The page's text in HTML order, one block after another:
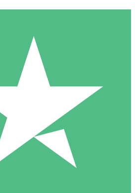
Créditos Individuais
com créditos de download. Sem
1000